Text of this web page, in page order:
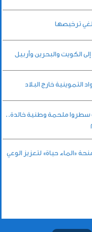
ترخيصها
الكويت والبحرين وأربيل
خارج البلاد
سطروا ملحمة وطنية خالدة..
«الماء حياة» لتعزيز الوعي